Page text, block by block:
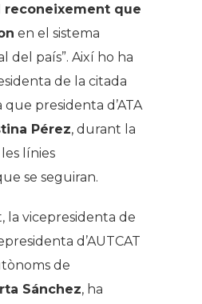
que
en el sistema
del país”. Així ho ha
de la citada
que presidenta d’ATA
Pérez, durant la
línies
se seguiran.
la vicepresidenta de
d’AUTCAT
de
Sánchez, ha